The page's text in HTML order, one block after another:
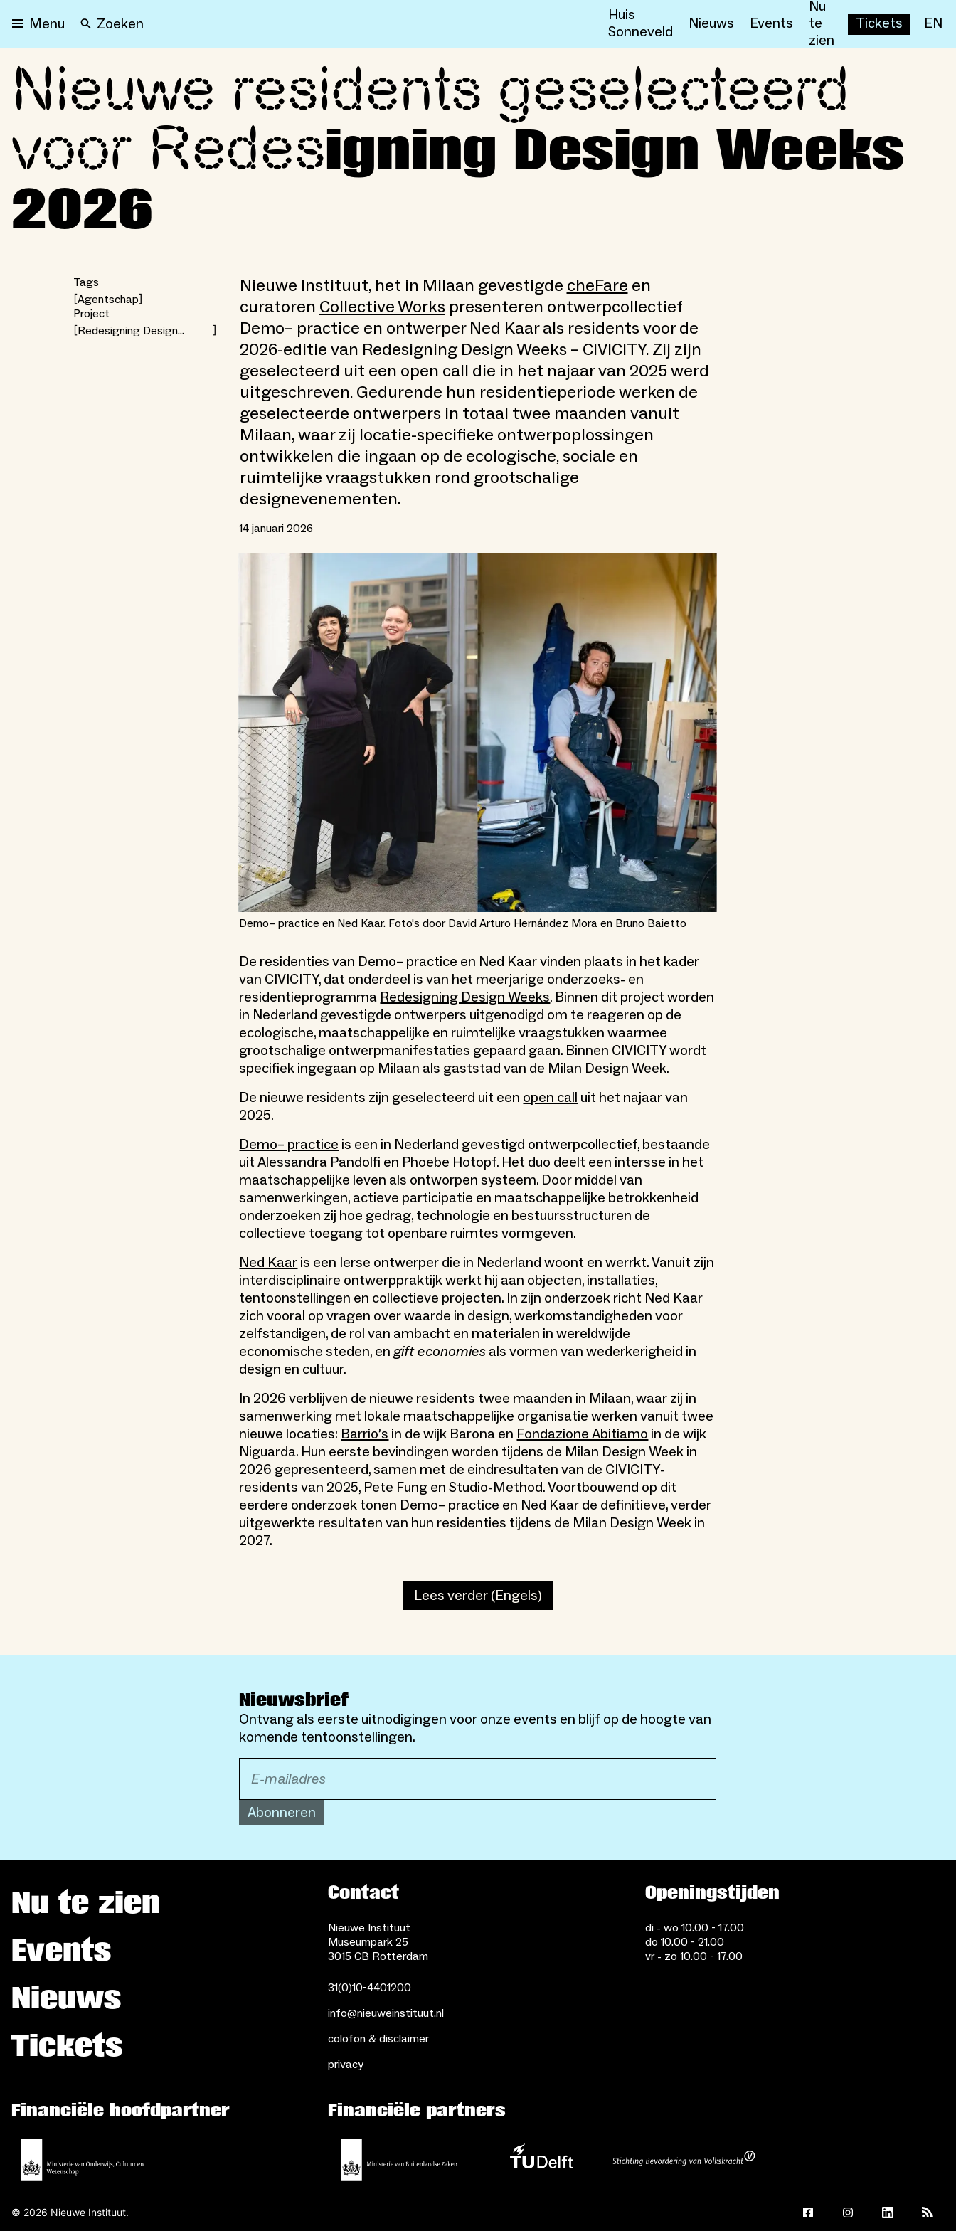
Menu Zoeken
Huis
Sonneveld
Nieuws Events
Nu
te
zien
Tickets EN
Nieuwe residents geselecteerd voor Redesigning Design Weeks 2026
Nieuwe residents geselecteerd
voor Redesigning Design Weeks
2026
Tags
Agentschap
Project
Redesigning Design
Nieuwe Instituut, het in Milaan gevestigde cheFare en
curatoren Collective Workspresenteren ontwerpcollectief
Demo– practice en ontwerper Ned Kaar als residents voor de
2026-editie van Redesigning Design Weeks – CIVICITY. Zij zijn
geselecteerd uit een open call die in het najaar van 2025 werd
uitgeschreven. Gedurende hun residentieperiode werken de
geselecteerde ontwerpers in totaal twee maanden vanuit
Milaan, waar zij locatie-specifieke ontwerpoplossingen
ontwikkelen die ingaan op de ecologische, sociale en
ruimtelijke vraagstukken rond grootschalige
designevenementen.
14 januari 2026
Demo– practice en Ned Kaar. Foto's door David Arturo Hernández Mora en Bruno Baietto
De residenties van Demo– practice en Ned Kaar vinden plaats in het kader
van CIVICITY, dat onderdeel is van het meerjarige onderzoeks- en
residentieprogramma Redesigning Design Weeks. Binnen dit project worden
in Nederland gevestigde ontwerpers uitgenodigd om te reageren op de
ecologische, maatschappelijke en ruimtelijke vraagstukken waarmee
grootschalige ontwerpmanifestaties gepaard gaan. Binnen CIVICITY wordt
specifiek ingegaan op Milaan als gaststad van de Milan Design Week.
De nieuwe residents zijn geselecteerd uit een open call uit het najaar van
2025.
Demo– practice is een in Nederland gevestigd ontwerpcollectief, bestaande
uit Alessandra Pandolfi en Phoebe Hotopf. Het duo deelt een intersse in het
maatschappelijke leven als ontworpen systeem. Door middel van
samenwerkingen, actieve participatie en maatschappelijke betrokkenheid
onderzoeken zij hoe gedrag, technologie en bestuursstructuren de
collectieve toegang tot openbare ruimtes vormgeven.
Ned Kaaris een Ierse ontwerper die in Nederland woont en werrkt. Vanuit zijn
interdisciplinaire ontwerppraktijk werkt hij aan objecten, installaties,
tentoonstellingen en collectieve projecten. In zijn onderzoek richt Ned Kaar
zich vooral op vragen over waarde in design, werkomstandigheden voor
zelfstandigen, de rol van ambacht en materialen in wereldwijde
economische steden, engift economiesals vormen van wederkerigheid in
design en cultuur.
In 2026 verblijven de nieuwe residents twee maanden in Milaan, waar zij in
samenwerking met lokale maatschappelijke organisatie werken vanuit twee
nieuwe locaties: Barrio’s in de wijk Barona en Fondazione Abitiamo in de wijk
Niguarda. Hun eerste bevindingen worden tijdens de Milan Design Week in
2026 gepresenteerd, samen met de eindresultaten van de CIVICITY-
residents van 2025, Pete Fung en Studio-Method. Voortbouwend op dit
eerdere onderzoek tonen Demo– practice en Ned Kaar de definitieve, verder
uitgewerkte resultaten van hun residenties tijdens de Milan Design Week in
2027.
Lees verder (Engels)
Nieuwsbrief
Ontvang als eerste uitnodigingen voor onze events en blijf op de hoogte van
komende tentoonstellingen.
Abonneren
Nu te zien
Events
Nieuws
Tickets
Contact
Nieuwe Instituut
Museumpark 25
3015 CB Rotterdam
31(0)10-4401200
info@nieuweinstituut.nl
colofon & disclaimer
privacy
Openingstijden
di - wo 10.00 - 17.00
do 10.00 - 21.00
vr - zo 10.00 - 17.00
Financiële hoofdpartner Financiële partners
© 2026 Nieuwe Instituut.